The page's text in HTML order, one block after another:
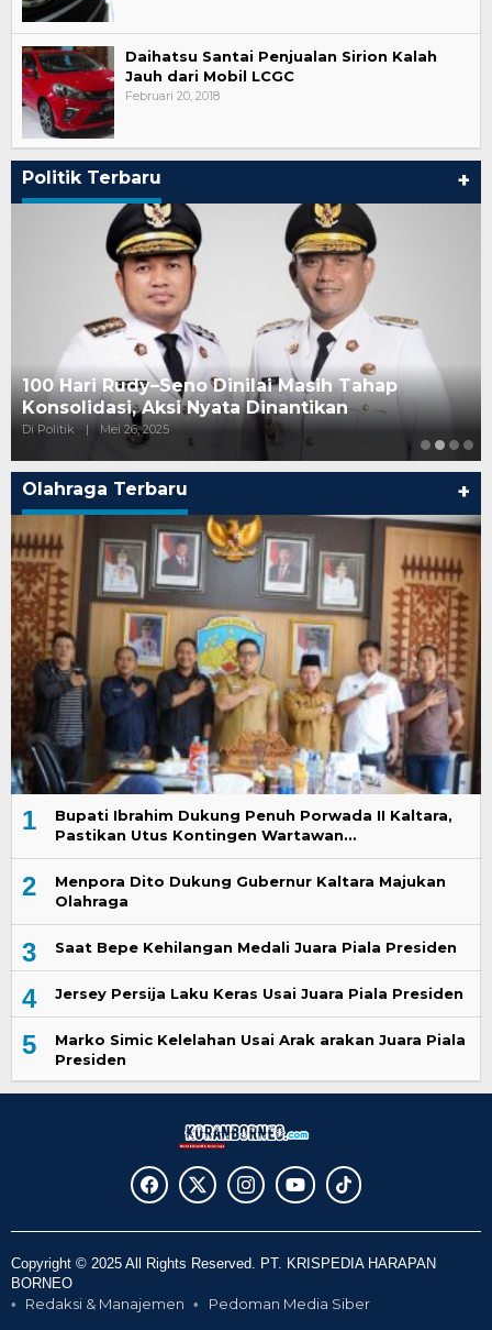
Daihatsu Santai Penjualan Sirion Kalah
Jauh dari Mobil LCGC
Februari 20, 2018
Politik Terbaru +
100 Hari Rudy–Seno Dinilai Masih Tahap
Konsolidasi, Aksi Nyata Dinantikan
Di Politik | Mei 26, 2025
Olahraga Terbaru +
1
Bupati Ibrahim Dukung Penuh Porwada II Kaltara,
Pastikan Utus Kontingen Wartawan…
2
Menpora Dito Dukung Gubernur Kaltara Majukan
Olahraga
3 Saat Bepe Kehilangan Medali Juara Piala Presiden
4 Jersey Persija Laku Keras Usai Juara Piala Presiden
5
Marko Simic Kelelahan Usai Arak arakan Juara Piala
Presiden
Copyright © 2025 All Rights Reserved. PT. KRISPEDIA HARAPAN
BORNEO
Redaksi & Manajemen Pedoman Media Siber